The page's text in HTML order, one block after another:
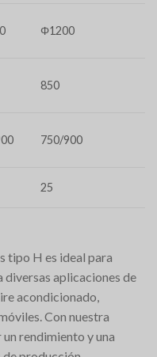
Φ1200
850
750/900
25
tipo H es ideal para
aplicaciones de
acondicionado,
Con nuestra
rendimiento y una